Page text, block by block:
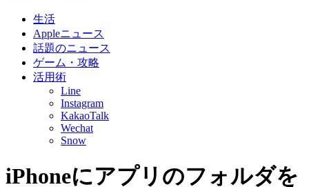
生活
Appleニュース
話題のニュース
ゲーム・攻略
活用術
Line
Instagram
KakaoTalk
Wechat
Snow
iPhoneにアプリのフォルダを